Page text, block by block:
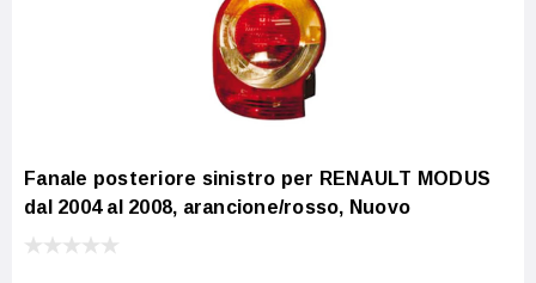
Fanale posteriore sinistro per RENAULT MODUS
dal 2004 al 2008, arancione/rosso, Nuovo